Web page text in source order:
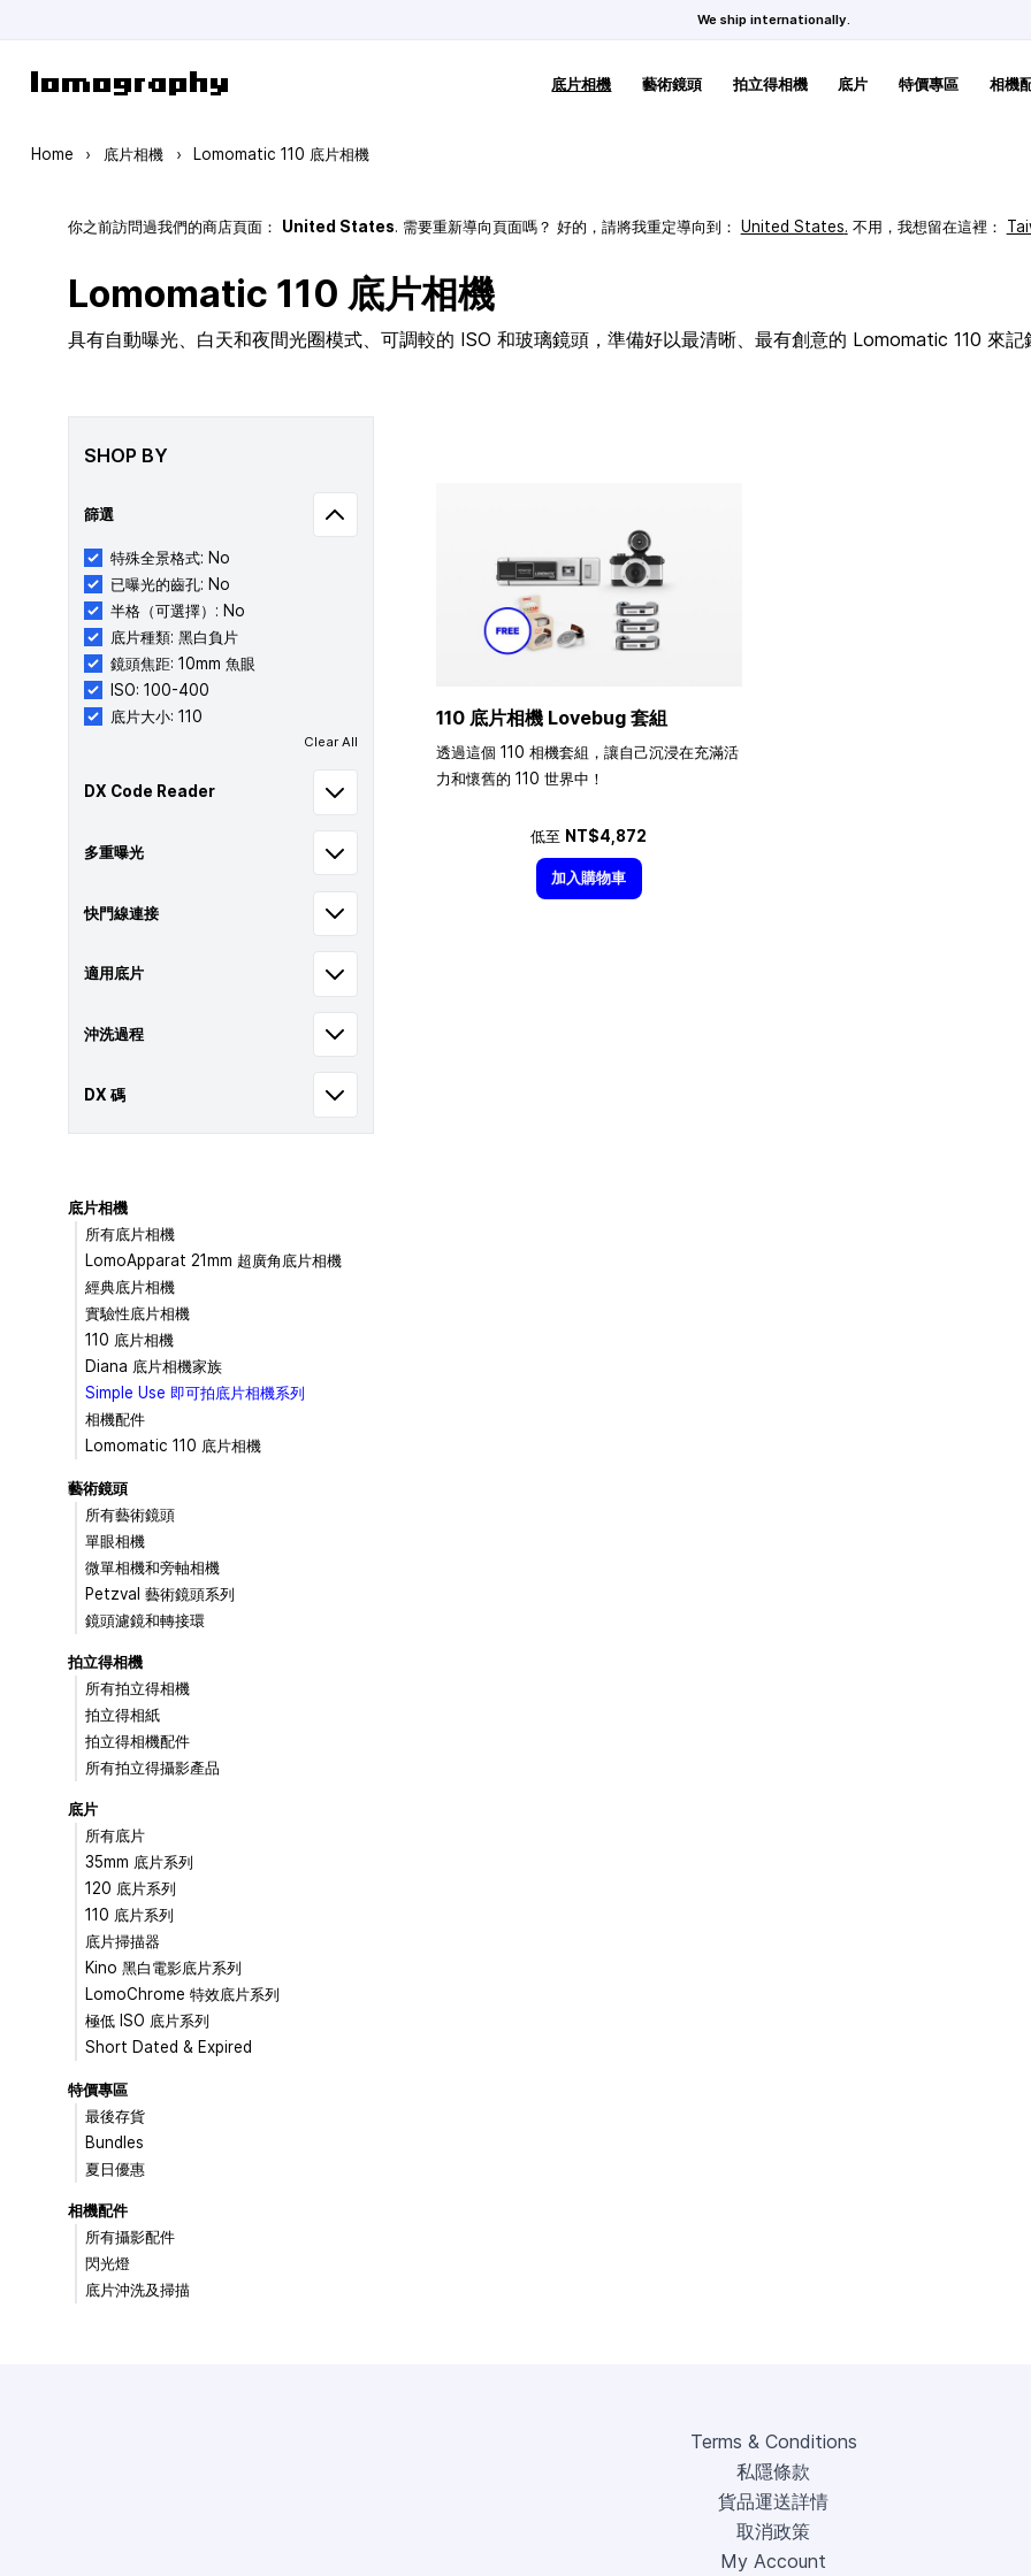
We ship internationally.
底片相機 藝術鏡頭 拍立得相機 底片 特價專區 相機
Home › 底片相機 › Lomomatic 110 底片相機
你之前訪問過我們的商店頁面： United States. 需要重新導向頁面嗎？ 好的，請將我重定導向到： United States. 不用，我想留在這裡：
Lomomatic 110 底片相機
具有自動曝光、白天和夜間光圈模式、可調較的 ISO 和玻璃鏡頭，準備好以最清晰、最有創意的 Lomomatic 110 來記
SHOP BY
篩選
特殊全景格式: No
已曝光的齒孔: No
半格（可選擇）: No
底片種類: 黑白負片
鏡頭焦距: 10mm 魚眼
ISO: 100-400
底片大小: 110
Clear All
DX Code Reader
多重曝光
快門線連接
適用底片
沖洗過程
DX 碼
110 底片相機 Lovebug 套組
透過這個 110 相機套組，讓自己沉浸在充滿活
力和懷舊的 110 世界中！
低至 NT$4,872
加入購物車
底片相機
所有底片相機
LomoApparat 21mm 超廣角底片相機
經典底片相機
實驗性底片相機
110 底片相機
Diana 底片相機家族
Simple Use 即可拍底片相機系列
相機配件
Lomomatic 110 底片相機
藝術鏡頭
所有藝術鏡頭
單眼相機
微單相機和旁軸相機
Petzval 藝術鏡頭系列
鏡頭濾鏡和轉接環
拍立得相機
所有拍立得相機
拍立得相紙
拍立得相機配件
所有拍立得攝影產品
底片
所有底片
35mm 底片系列
120 底片系列
110 底片系列
底片掃描器
Kino 黑白電影底片系列
LomoChrome 特效底片系列
極低 ISO 底片系列
Short Dated & Expired
特價專區
最後存貨
Bundles
夏日優惠
相機配件
所有攝影配件
閃光燈
底片沖洗及掃描
Terms & Conditions
私隱條款
貨品運送詳情
取消政策
My Account